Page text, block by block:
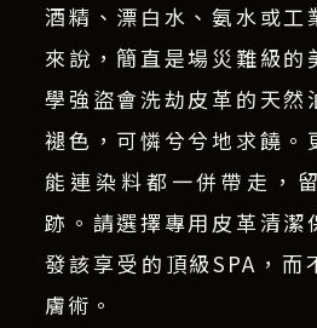
酒精、漂白水、氨水或工
來說，簡直是場災難級的
學強盜會洗劫皮革的天然
褪色，可憐兮兮地求饒。
能連染料都一併帶走，
跡。請選擇專用皮革清潔
發該享受的頂級SPA，而
膚術。